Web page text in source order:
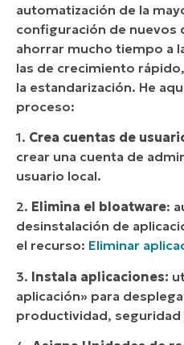
automatización de la
configuración de nuevos
ahorrar mucho tiempo a
las de crecimiento
la estandarización. He
proceso:
1. Crea cuentas de
crear una cuenta de
usuario local.
2. Elimina el bloatware:
desinstalación de
el recurso: Eliminar
3. Instala aplicaciones:
aplicación» para
productividad, seguridad